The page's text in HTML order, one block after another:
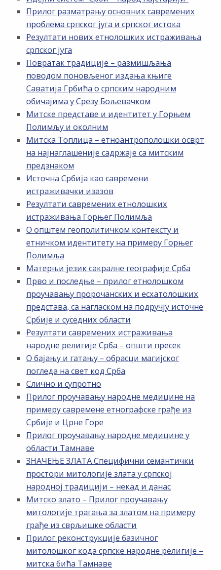
Прилог разматрању основних савремених
проблема српског југа и српског истока
Резултати нових етнолошких истраживања
српског југа
Повратак традиције – размишљања
поводом поновљеног издања књиге
Саватија Грбића о српским народним
обичајима у Срезу Бољевачком
Митске представе и идентитет у Горњем
Полимљу и околним
Митска Топлица – етноантрополошки осврт
на најнаглашеније садржаје са митским
предзнаком
Источна Србија као савремени
истраживачки изазов
Резултати савремених етнолошких
истраживања Горњег Полимља
О општем геополитичком контексту и
етничком идентитету на примеру Горњег
Полимља
Матерњи језик сакралне географије Срба
Прво и последње – прилог етнолошком
проучавању пророчанских и есхатолошких
представа, са нагласком на подручју источне
Србије и суседних области
Резултати савремених истраживања
народне религије Срба – општи пресек
О бајању и гатању – обрасци магијског
погледа на свет код Срба
Слично и супротно
Прилог проучавању народне медицине на
примеру савремене етнографске грађе из
Србије и Црне Горе
Прилог проучавању народне медицине у
области Тамнаве
ЗНАЧЕЊЕ ЗЛАТА Специфични семантички
простори митологије злата у српској
народној традицији – некад и данас
Митско злато – Прилог проучавању
митологије трагања за златом на примеру
грађе из сврљишке области
Прилог реконструкције базичног
митолошког кода српске народне религије –
митска бића Тамнаве